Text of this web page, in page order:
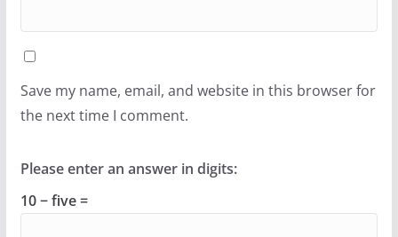
Save my name, email, and website in this browser for
the next time I comment.
Please enter an answer in digits:
10 − five =